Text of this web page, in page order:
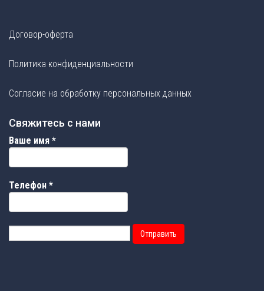
Договор-оферта
Политика конфиденциальности
Согласие на обработку персональных данных
Свяжитесь с нами
Ваше имя *
Телефон *
Отправить